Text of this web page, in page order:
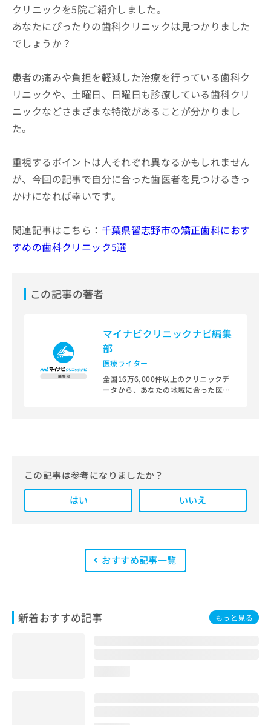
クリニックを5院ご紹介しました。
あなたにぴったりの歯科クリニックは見つかりました
でしょうか？
患者の痛みや負担を軽減した治療を行っている歯科ク
リニックや、土曜日、日曜日も診療している歯科クリ
ニックなどさまざまな特徴があることが分かりまし
た。
重視するポイントは人それぞれ異なるかもしれません
が、今回の記事で自分に合った歯医者を見つけるきっ
かけになれば幸いです。
関連記事はこちら： 千葉県習志野市の矯正歯科におす
すめの歯科クリニック5選
この記事の著者
マイナビクリニックナビ編集
部
医療ライター
全国16万6,000件以上のクリニックデ
ータから、あなたの地域に合った医療
また、医療広告ガイドラインに準拠し
た編集体制を整えており、編集部内に
は、一般社団法人薬機法医療法規格協
います。
この記事は参考になりましたか？
はい
いいえ
おすすめ記事一覧
新着おすすめ記事 もっと見る